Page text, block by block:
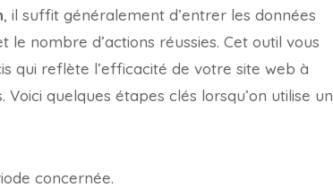
, il suffit généralement d’entrer les données
nombre d’actions réussies. Cet outil vous
qui reflète l’efficacité de votre site web à
quelques étapes clés lorsqu’on utilise un
concernée.